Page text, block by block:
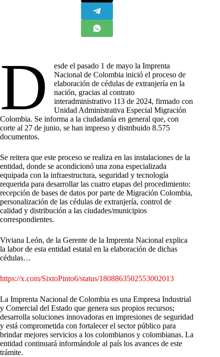
D
esde el pasado 1 de mayo la Imprenta
Nacional de Colombia inició el proceso de
elaboración de cédulas de extranjería en la
nación, gracias al contrato
interadministrativo 113 de 2024, firmado con
Unidad Administrativa Especial Migración
Colombia. Se informa a la ciudadanía en general que, con
corte al 27 de junio, se han impreso y distribuido 8.575
documentos.
Se reitera que este proceso se realiza en las instalaciones de la
entidad, donde se acondicionó una zona especializada
equipada con la infraestructura, seguridad y tecnología
requerida para desarrollar las cuatro etapas del procedimiento:
recepción de bases de datos por parte de Migración Colombia,
personalización de las cédulas de extranjería, control de
calidad y distribución a las ciudades/municipios
correspondientes.
Viviana León, de la Gerente de la Imprenta Nacional explica
la labor de esta entidad estatal en la elaboración de dichas
cédulas…
https://x.com/SixtoPinto6/status/1808863502553002013
La Imprenta Nacional de Colombia es una Empresa Industrial
y Comercial del Estado que genera sus propios recursos;
desarrolla soluciones innovadoras en impresiones de seguridad
y está comprometida con fortalecer el sector público para
brindar mejores servicios a los colombianos y colombianas. La
entidad continuará informándole al país los avances de este
trámite.